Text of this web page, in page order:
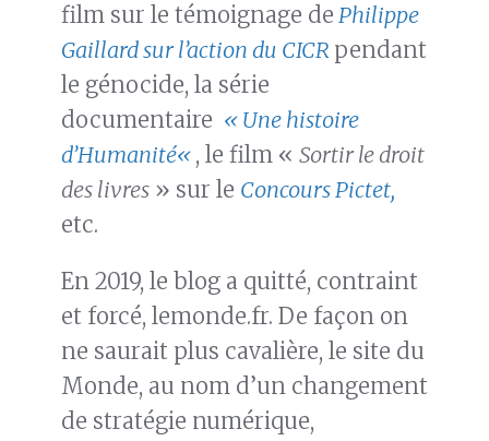
film sur le témoignage de Philippe
Gaillard sur l’action du CICR pendant
le génocide, la série
documentaire « Une histoire
d’Humanité« , le film « Sortir le droit
des livres » sur le Concours Pictet,
etc.
En 2019, le blog a quitté, contraint
et forcé, lemonde.fr. De façon on
ne saurait plus cavalière, le site du
Monde, au nom d’un changement
de stratégie numérique,